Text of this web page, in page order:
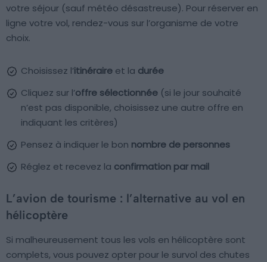
votre séjour (sauf météo désastreuse). Pour réserver en
ligne votre vol, rendez-vous sur l’organisme de votre
choix.
Choisissez l’itinéraire et la durée
Cliquez sur l’offre sélectionnée (si le jour souhaité
n’est pas disponible, choisissez une autre offre en
indiquant les critères)
Pensez à indiquer le bon nombre de personnes
Réglez et recevez la confirmation par mail
L’avion de tourisme : l’alternative au vol en
hélicoptère
Si malheureusement tous les vols en hélicoptère sont
complets, vous pouvez opter pour le survol des chutes